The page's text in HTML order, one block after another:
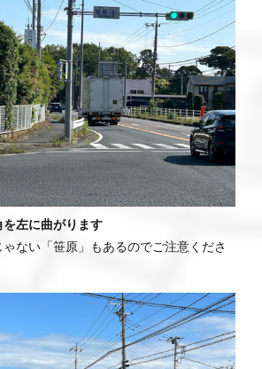
を左に曲がります
ない「笹原」もあるのでご注意くださ